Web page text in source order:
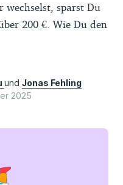
sparst Du
200 €. Wie Du den
und Jonas Fehling
2025